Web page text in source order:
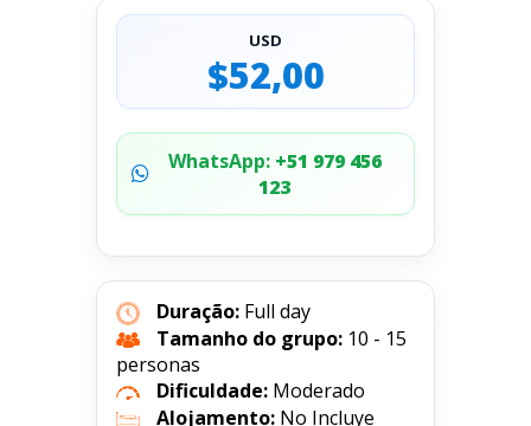
USD
$52,00
WhatsApp:+51 979 456
123
Duração: Full day
Tamanho do grupo: 10 - 15
personas
Dificuldade: Moderado
Alojamento: No Incluye